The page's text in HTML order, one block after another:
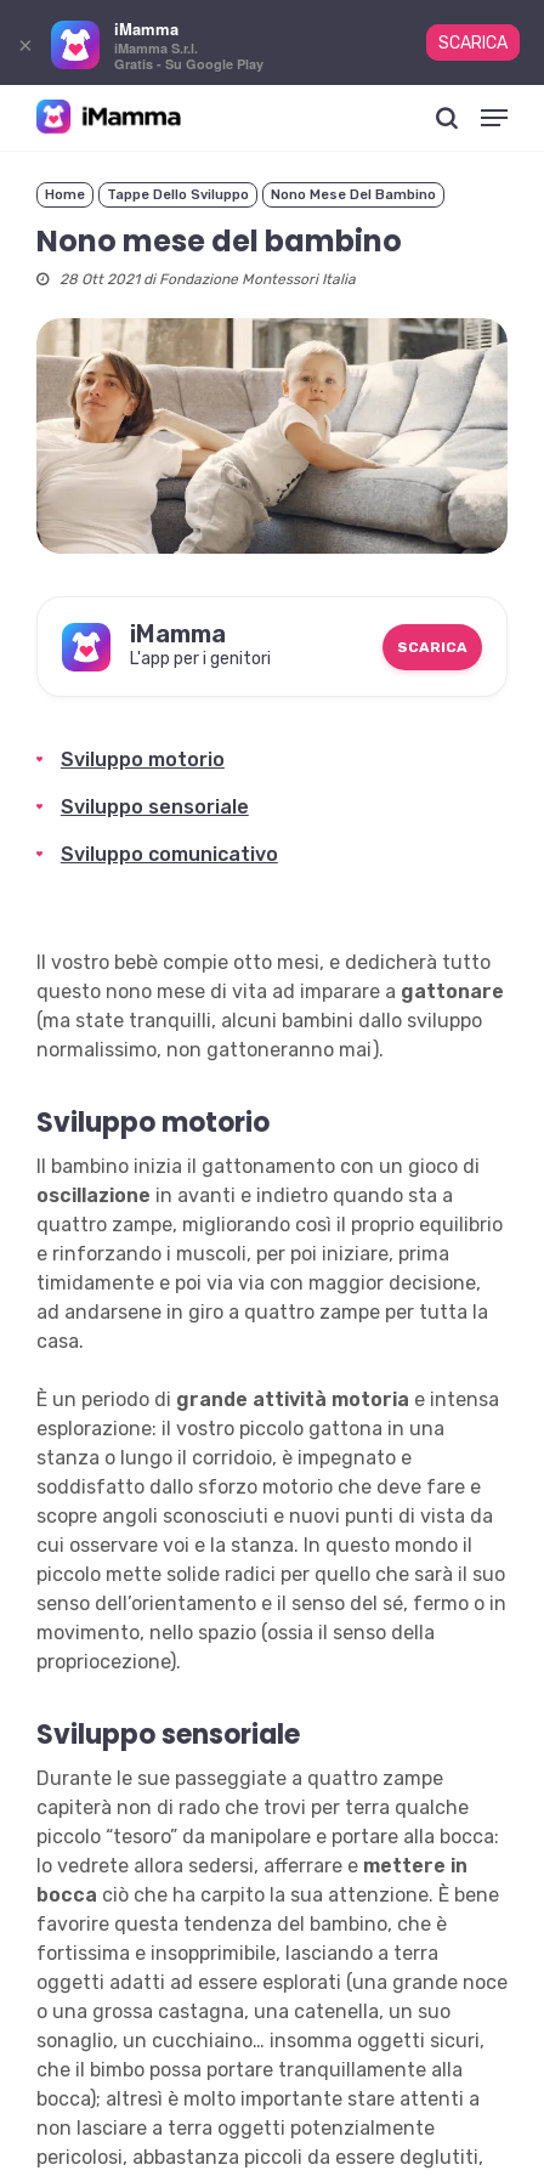
content
Menu
Home Tappe Dello Sviluppo Nono Mese Del Bambino
Nono mese del bambino
28 Ott 2021 di Fondazione Montessori Italia
iMamma
L'app per i genitori
SCARICA
Sviluppo motorio
Sviluppo sensoriale
Sviluppo comunicativo
Il vostro bebè compie otto mesi, e dedicherà tutto
questo nono mese di vita ad imparare a gattonare
(ma state tranquilli, alcuni bambini dallo sviluppo
normalissimo, non gattoneranno mai).
Sviluppo motorio
Il bambino inizia il gattonamento con un gioco di
oscillazione in avanti e indietro quando sta a
quattro zampe, migliorando così il proprio equilibrio
e rinforzando i muscoli, per poi iniziare, prima
timidamente e poi via via con maggior decisione,
ad andarsene in giro a quattro zampe per tutta la
casa.
È un periodo di grande attività motoria e intensa
esplorazione: il vostro piccolo gattona in una
stanza o lungo il corridoio, è impegnato e
soddisfatto dallo sforzo motorio che deve fare e
scopre angoli sconosciuti e nuovi punti di vista da
cui osservare voi e la stanza. In questo mondo il
piccolo mette solide radici per quello che sarà il suo
senso dell’orientamento e il senso del sé, fermo o in
movimento, nello spazio (ossia il senso della
propriocezione).
Sviluppo sensoriale
Durante le sue passeggiate a quattro zampe
capiterà non di rado che trovi per terra qualche
piccolo “tesoro” da manipolare e portare alla bocca:
lo vedrete allora sedersi, afferrare e mettere in
bocca ciò che ha carpito la sua attenzione. È bene
favorire questa tendenza del bambino, che è
fortissima e insopprimibile, lasciando a terra
oggetti adatti ad essere esplorati (una grande noce
o una grossa castagna, una catenella, un suo
sonaglio, un cucchiaino… insomma oggetti sicuri,
che il bimbo possa portare tranquillamente alla
bocca); altresì è molto importante stare attenti a
non lasciare a terra oggetti potenzialmente
pericolosi, abbastanza piccoli da essere deglutiti,
×
iMamma
iMamma S.r.l.
Gratis - Su Google Play
SCARICA